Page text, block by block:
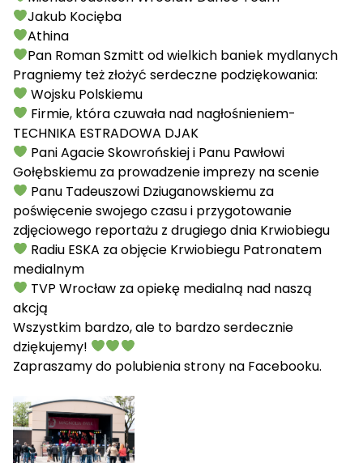
Jakub Kocięba
Athina
Pan Roman Szmitt od wielkich baniek mydlanych
Pragniemy też złożyć serdeczne podziękowania:
Wojsku Polskiemu
Firmie, która czuwała nad nagłośnieniem-
TECHNIKA ESTRADOWA DJAK
Pani Agacie Skowrońskiej i Panu Pawłowi
Gołębskiemu za prowadzenie imprezy na scenie
Panu Tadeuszowi Dziuganowskiemu za
poświęcenie swojego czasu i przygotowanie
zdjęciowego reportażu z drugiego dnia Krwiobiegu
Radiu ESKA za objęcie Krwiobiegu Patronatem
medialnym
TVP Wrocław za opiekę medialną nad naszą
akcją
Wszystkim bardzo, ale to bardzo serdecznie
dziękujemy!
Zapraszamy do polubieniastrony na Facebooku.